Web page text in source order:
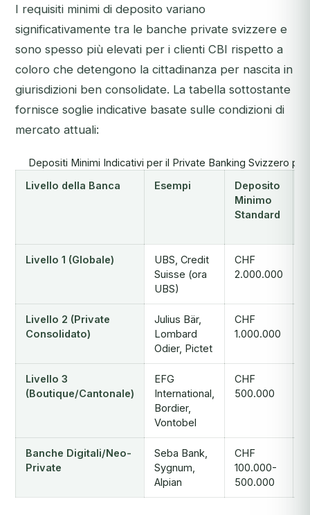
I requisiti minimi di deposito variano
significativamente tra le banche private svizzere e
sono spesso più elevati per i clienti CBI rispetto a
coloro che detengono la cittadinanza per nascita in
giurisdizioni ben consolidate. La tabella sottostante
fornisce soglie indicative basate sulle condizioni di
mercato attuali:
Depositi Minimi Indicativi per il Private Banking Svizzero
Livello della Banca
Esempi
Deposito
Minimo
Standard
Livello 1 (Globale)
UBS, Credit
Suisse (ora
UBS)
CHF
2.000.000
Livello 2 (Private
Consolidato)
Julius Bär,
Lombard
Odier, Pictet
CHF
1.000.000
Livello 3
(Boutique/Cantonale)
EFG
International,
Bordier,
Vontobel
CHF
500.000
Banche Digitali/Neo-
Private
Seba Bank,
Sygnum,
Alpian
CHF
100.000-
500.000